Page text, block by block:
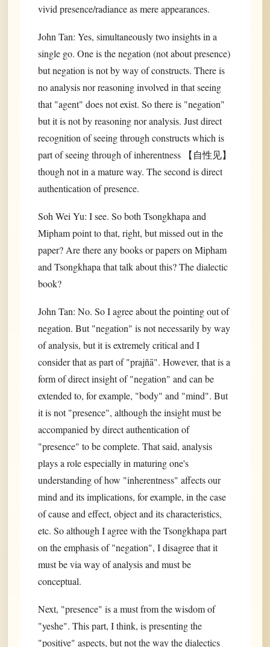
vivid presence/radiance as mere appearances.
John Tan: Yes, simultaneously two insights in a
single go. One is the negation (not about presence)
but negation is not by way of constructs. There is
no analysis nor reasoning involved in that seeing
that "agent" does not exist. So there is "negation"
but it is not by reasoning nor analysis. Just direct
recognition of seeing through constructs which is
part of seeing through of inherentness 【自性见】
though not in a mature way. The second is direct
authentication of presence.
Soh Wei Yu: I see. So both Tsongkhapa and
Mipham point to that, right, but missed out in the
paper? Are there any books or papers on Mipham
and Tsongkhapa that talk about this? The dialectic
book?
John Tan: No. So I agree about the pointing out of
negation. But "negation" is not necessarily by way
of analysis, but it is extremely critical and I
consider that as part of "prajñā". However, that is a
form of direct insight of "negation" and can be
extended to, for example, "body" and "mind". But
it is not "presence", although the insight must be
accompanied by direct authentication of
"presence" to be complete. That said, analysis
plays a role especially in maturing one's
understanding of how "inherentness" affects our
mind and its implications, for example, in the case
of cause and effect, object and its characteristics,
etc. So although I agree with the Tsongkhapa part
on the emphasis of "negation", I disagree that it
must be via way of analysis and must be
conceptual.
Next, "presence" is a must from the wisdom of
"yeshe". This part, I think, is presenting the
"positive" aspects, but not the way the dialectics